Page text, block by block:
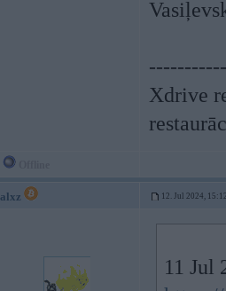
Xdrive
alxz 12. Jul 2024,
11 Jul